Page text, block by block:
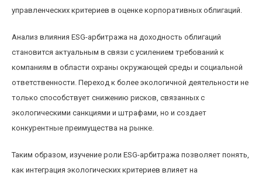
управленческих критериев в оценке корпоративных облигаций.
Анализ влияния ESG-арбитража на доходность облигаций
становится актуальным в связи с усилением требований к
компаниям в области охраны окружающей среды и социальной
ответственности. Переход к более экологичной деятельности не
только способствует снижению рисков, связанных с
экологическими санкциями и штрафами, но и создает
конкурентные преимущества на рынке.
Таким образом, изучение роли ESG-арбитража позволяет понять,
как интеграция экологических критериев влияет на